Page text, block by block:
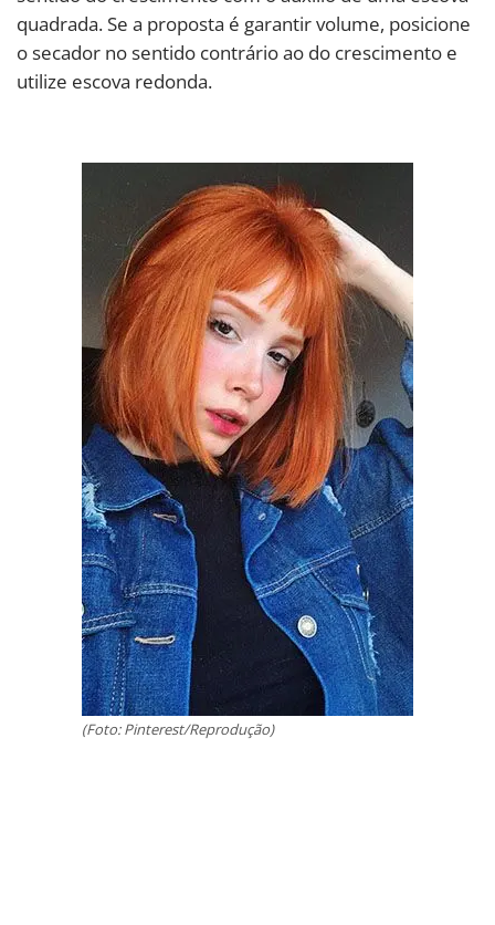
quadrada. Se a proposta é garantir volume, posicione
o secador no sentido contrário ao do crescimento e
utilize escova redonda.
(Foto: Pinterest/Reprodução)